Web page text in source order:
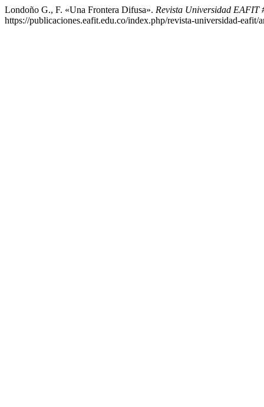
Londoño G., F. «Una Frontera Difusa». Revista Universidad EAFIT
https://publicaciones.eafit.edu.co/index.php/revista-universidad-eafit/